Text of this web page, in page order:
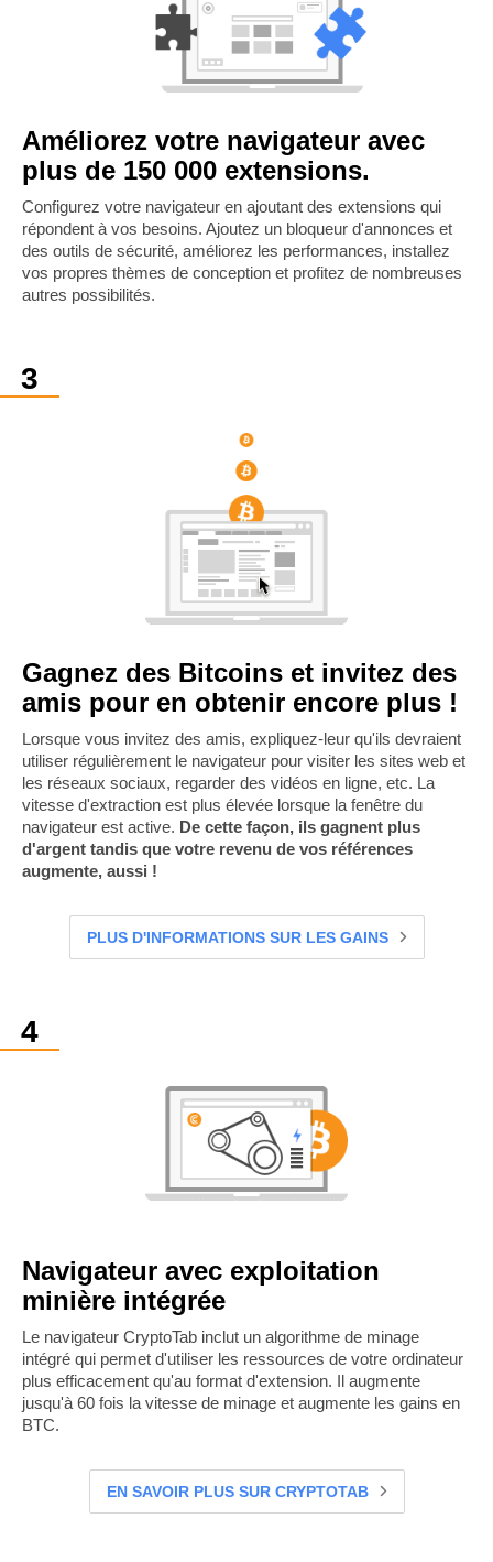
Améliorez votre navigateur avec
plus de 150 000 extensions.
Configurez votre navigateur en ajoutant des extensions qui
répondent à vos besoins. Ajoutez un bloqueur d'annonces et
des outils de sécurité, améliorez les performances, installez
vos propres thèmes de conception et profitez de nombreuses
autres possibilités.
Gagnez des Bitcoins et invitez des
amis pour en obtenir encore plus !
Lorsque vous invitez des amis, expliquez-leur qu'ils devraient
utiliser régulièrement le navigateur pour visiter les sites web et
les réseaux sociaux, regarder des vidéos en ligne, etc. La
vitesse d'extraction est plus élevée lorsque la fenêtre du
navigateur est active. De cette façon, ils gagnent plus
d'argent tandis que votre revenu de vos références
augmente, aussi !
PLUS D'INFORMATIONS SUR LES GAINS
Navigateur avec exploitation
minière intégrée
Le navigateur CryptoTab inclut un algorithme de minage
intégré qui permet d'utiliser les ressources de votre ordinateur
plus efficacement qu'au format d'extension. Il augmente
jusqu'à 60 fois la vitesse de minage et augmente les gains en
BTC.
EN SAVOIR PLUS SUR CRYPTOTAB